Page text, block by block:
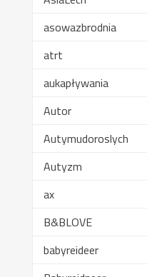
asowazbrodnia
atrt
aukapływania
Autor
Autymudoroslych
Autyzm
ax
B&BLOVE
babyreideer